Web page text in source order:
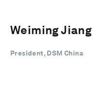
Weiming Jiang
President, DSM China